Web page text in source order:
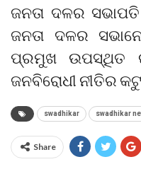
ଜନତା ଦଳର
ଜନତା ଦଳର
ପ୍ରମୁଖ ଉପସ୍ଥିତ
ଜନବିରୋଧୀ ନୀତିର
swadhikar swadhikar
Share